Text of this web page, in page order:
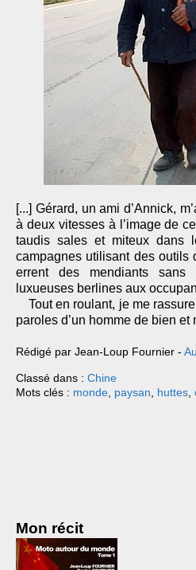
[...] Gérard, un ami d’Annick,
à deux vitesses à l’image de
taudis sales et miteux dans
campagnes utilisant des outils
errent des mendiants
luxueuses berlines aux
Tout en roulant, je me
paroles d’un homme de bien et
Rédigé par Jean-Loup Fournier -
Classé dans : Chine
Mots clés : monde paysan huttes
Mon récit